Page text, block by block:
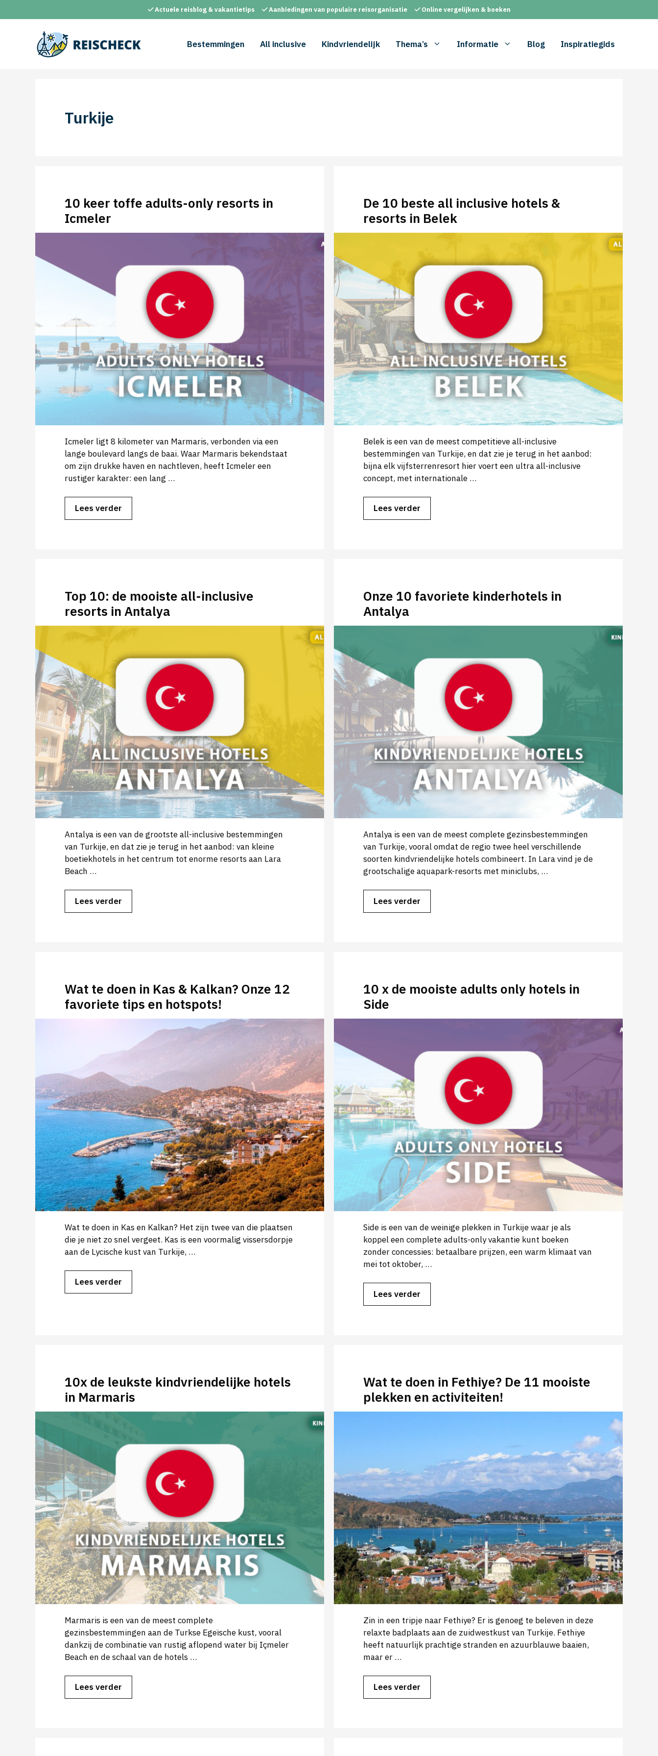
naar
Actuele reisblog & vakantietips Aanbiedingen van populaire reisorganisatie Online vergelijken & boeken
Bestemmingen All inclusive Kindvriendelijk Thema’s Informatie Blog Inspiratiegids
Turkije
10 keer toffe adults-only resorts in
Icmeler
Icmeler ligt 8 kilometer van Marmaris, verbonden via een
lange boulevard langs de baai. Waar Marmaris bekendstaat
om zijn drukke haven en nachtleven, heeft Icmeler een
rustiger karakter: een lang …
Lees verder
De 10 beste all inclusive hotels &
resorts in Belek
Belek is een van de meest competitieve all-inclusive
bestemmingen van Turkije, en dat zie je terug in het aanbod:
bijna elk vijfsterrenresort hier voert een ultra all-inclusive
concept, met internationale …
Lees verder
Top 10: de mooiste all-inclusive
resorts in Antalya
Antalya is een van de grootste all-inclusive bestemmingen
van Turkije, en dat zie je terug in het aanbod: van kleine
boetiekhotels in het centrum tot enorme resorts aan Lara
Beach …
Lees verder
Onze 10 favoriete kinderhotels in
Antalya
Antalya is een van de meest complete gezinsbestemmingen
van Turkije, vooral omdat de regio twee heel verschillende
soorten kindvriendelijke hotels combineert. In Lara vind je de
grootschalige aquapark-resorts met miniclubs, …
Lees verder
Wat te doen in Kas & Kalkan? Onze 12
favoriete tips en hotspots!
Wat te doen in Kas en Kalkan? Het zijn twee van die plaatsen
die je niet zo snel vergeet. Kas is een voormalig vissersdorpje
aan de Lycische kust van Turkije, …
Lees verder
10 x de mooiste adults only hotels in
Side
Side is een van de weinige plekken in Turkije waar je als
koppel een complete adults-only vakantie kunt boeken
zonder concessies: betaalbare prijzen, een warm klimaat van
mei tot oktober, …
Lees verder
10x de leukste kindvriendelijke hotels
in Marmaris
Marmaris is een van de meest complete
gezinsbestemmingen aan de Turkse Egeïsche kust, vooral
dankzij de combinatie van rustig aflopend water bij Içmeler
Beach en de schaal van de hotels …
Lees verder
Wat te doen in Fethiye? De 11 mooiste
plekken en activiteiten!
Zin in een tripje naar Fethiye? Er is genoeg te beleven in deze
relaxte badplaats aan de zuidwestkust van Turkije. Fethiye
heeft natuurlijk prachtige stranden en azuurblauwe baaien,
maar er …
Lees verder